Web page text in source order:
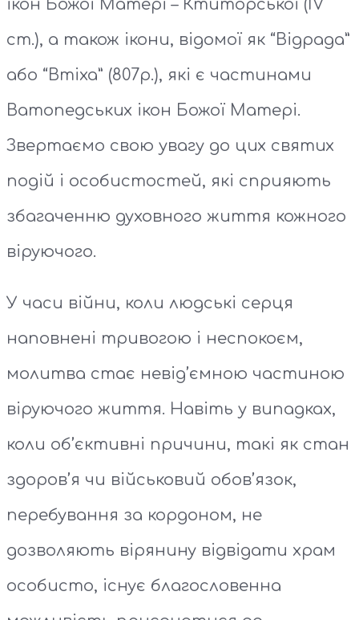
ікон Божої Матері – Ктиторської (ІV
ст.), а також ікони, відомої як “Відрада”
або “Втіха” (807р.), які є частинами
Ватопедських ікон Божої Матері.
Звертаємо свою увагу до цих святих
подій і особистостей, які сприяють
збагаченню духовного життя кожного
віруючого.
У часи війни, коли людські серця
наповнені тривогою і неспокоєм,
молитва стає невід’ємною частиною
віруючого життя. Навіть у випадках,
коли об’єктивні причини, такі як стан
здоров’я чи військовий обов’язок,
перебування за кордоном, не
дозволяють вірянину відвідати храм
особисто, існує благословенна